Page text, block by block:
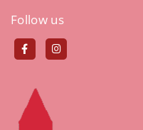
Follow us